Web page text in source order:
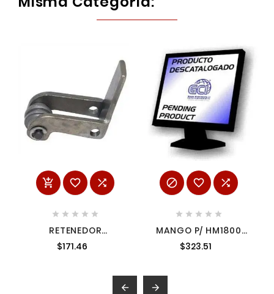
  
    
RETENEDOR
COMPLETO N.R.
1513646
$171.46
  
    
MANGO P/ HM1800
4183333 4183333
$323.51
 